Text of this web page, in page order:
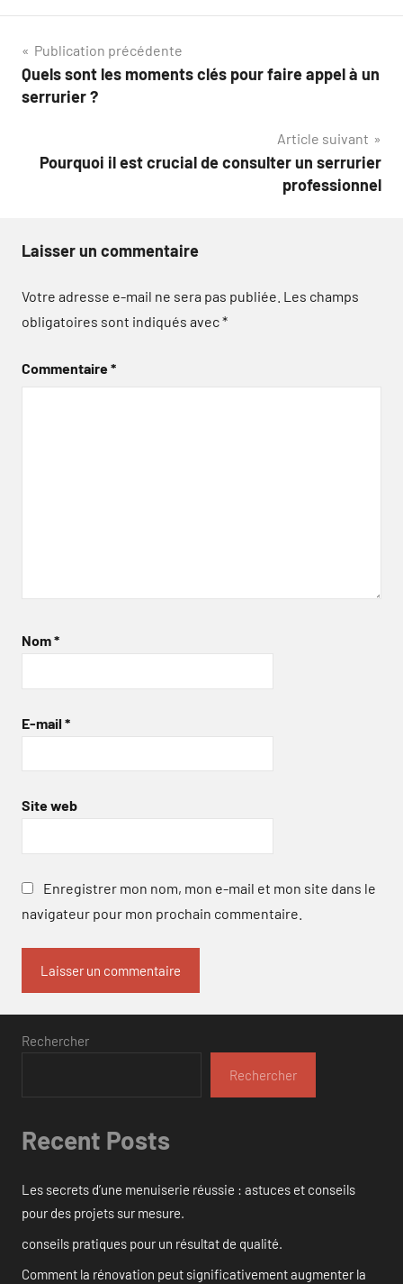
Navigation
de
Publication précédente
Quels sont les moments clés pour faire appel à un
serrurier ?
Article suivant
Pourquoi il est crucial de consulter un serrurier
professionnel
Laisser un commentaire
Votre adresse e-mail ne sera pas publiée. Les champs
obligatoires sont indiqués avec*
Commentaire*
Nom*
E-mail *
Site web
Enregistrer mon nom, mon e-mail et mon site dans le
navigateur pour mon prochain commentaire.
Rechercher
Rechercher
Recent Posts
Les secrets d’une menuiserie réussie : astuces et conseils
pour des projets sur mesure.
conseils pratiques pour un résultat de qualité.
Comment la rénovation peut significativement augmenter la